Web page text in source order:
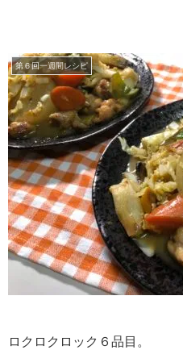
第６回一週間レシピ
ロクロクロック６品目。